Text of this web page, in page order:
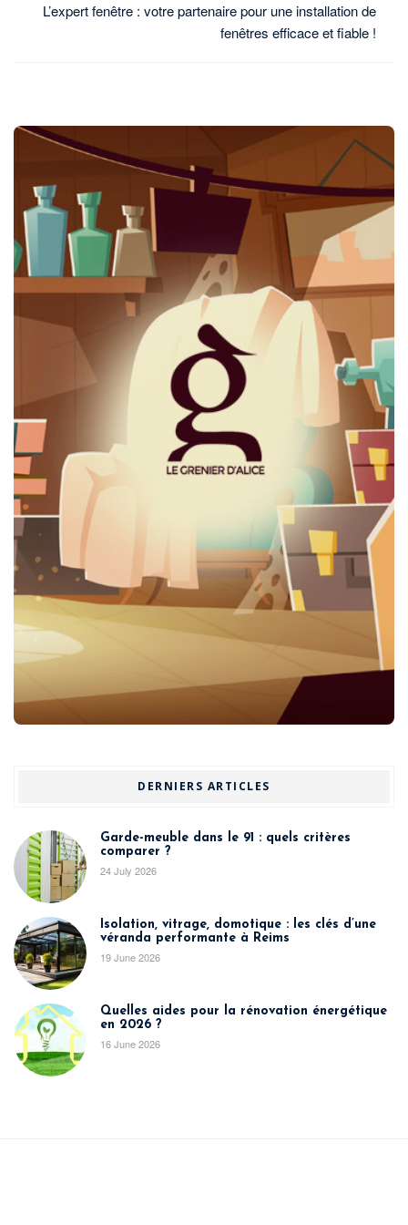
L’expert fenêtre : votre partenaire pour une installation de
fenêtres efficace et fiable !
DERNIERS ARTICLES
Garde-meuble dans le 91 : quels critères
comparer ?
24 July 2026
Isolation, vitrage, domotique : les clés d’une
véranda performante à Reims
19 June 2026
Quelles aides pour la rénovation énergétique
en 2026 ?
16 June 2026